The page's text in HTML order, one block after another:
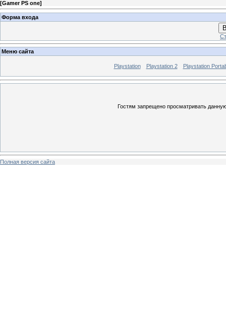
[Gamer PS one]
Форма входа
Меню сайта
Playstation Playstation 2 Playstation
Гостям запрещено просматривать
Полная версия сайта